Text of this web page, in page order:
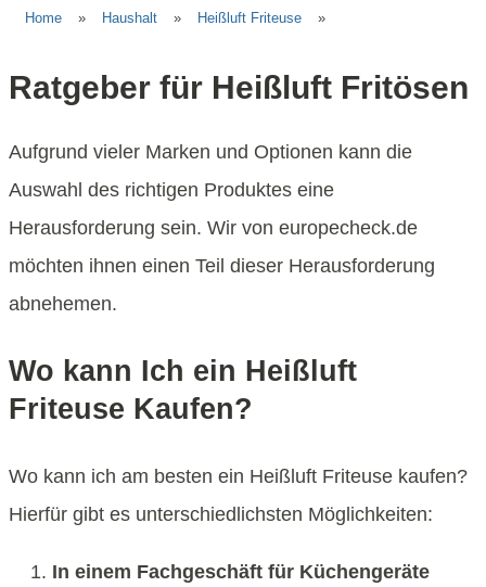
Home » Haushalt » Heißluft Friteuse »
Ratgeber für Heißluft Fritösen
Aufgrund vieler Marken und Optionen kann die
Auswahl des richtigen Produktes eine
Herausforderung sein. Wir von europecheck.de
möchten ihnen einen Teil dieser Herausforderung
abnehemen.
Wo kann Ich ein Heißluft
Friteuse Kaufen?
Wo kann ich am besten ein Heißluft Friteuse kaufen?
Hierfür gibt es unterschiedlichsten Möglichkeiten:
In einem Fachgeschäft für Küchengeräte